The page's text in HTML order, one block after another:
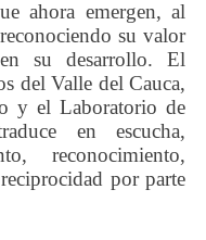
ahora emergen, al
su valor
su desarrollo. El
del Valle del Cauca,
y el Laboratorio de
en escucha,
reconocimiento,
por parte